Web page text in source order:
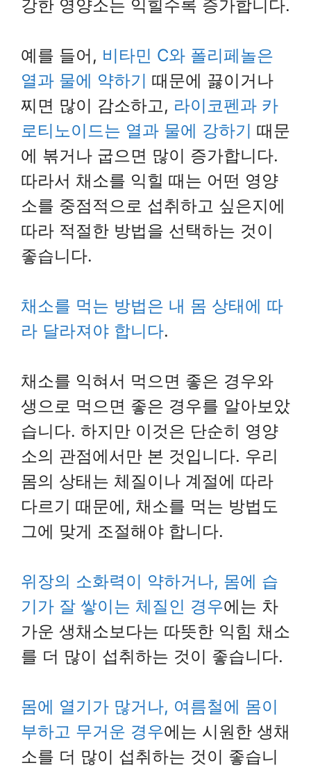
강한 영양소는 익힐수록 증가합니다.
예를 들어, 비타민 C와 폴리페놀은
열과 물에 약하기 때문에 끓이거나
찌면 많이 감소하고, 라이코펜과 카
로티노이드는 열과 물에 강하기 때문
에 볶거나 굽으면 많이 증가합니다.
따라서 채소를 익힐 때는 어떤 영양
소를 중점적으로 섭취하고 싶은지에
따라 적절한 방법을 선택하는 것이
좋습니다.
채소를 먹는 방법은 내 몸 상태에 따
라 달라져야 합니다.
채소를 익혀서 먹으면 좋은 경우와
생으로 먹으면 좋은 경우를 알아보았
습니다. 하지만 이것은 단순히 영양
소의 관점에서만 본 것입니다. 우리
몸의 상태는 체질이나 계절에 따라
다르기 때문에, 채소를 먹는 방법도
그에 맞게 조절해야 합니다.
위장의 소화력이 약하거나, 몸에 습
기가 잘 쌓이는 체질인 경우에는 차
가운 생채소보다는 따뜻한 익힘 채소
를 더 많이 섭취하는 것이 좋습니다.
몸에 열기가 많거나, 여름철에 몸이
부하고 무거운 경우에는 시원한 생채
소를 더 많이 섭취하는 것이 좋습니